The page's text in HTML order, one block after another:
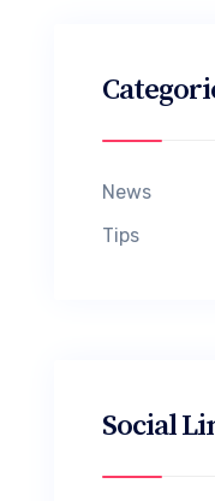
News
Tips
Social